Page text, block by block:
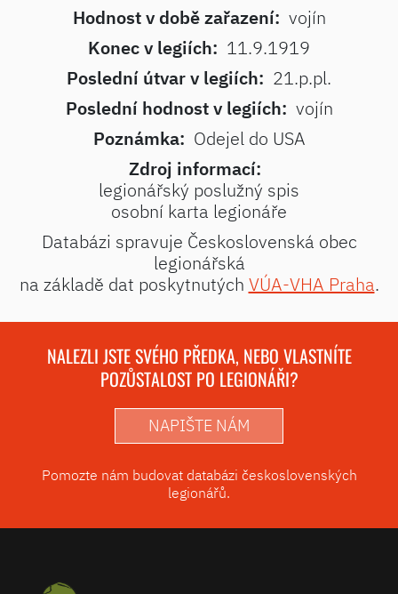
Hodnost v době zařazení: vojín
Konec v legiích: 11.9.1919
Poslední útvar v legiích: 21.p.pl.
Poslední hodnost v legiích: vojín
Poznámka: Odejel do USA
Zdroj informací:
legionářský poslužný spis
osobní karta legionáře
Databázi spravuje Československá obec
legionářská
na základě dat poskytnutých VÚA-VHA Praha.
NALEZLI JSTE SVÉHO PŘEDKA, NEBO VLASTNÍTE
POZŮSTALOST PO LEGIONÁŘI?
NAPIŠTE NÁM
Pomozte nám budovat databázi československých
legionářů.